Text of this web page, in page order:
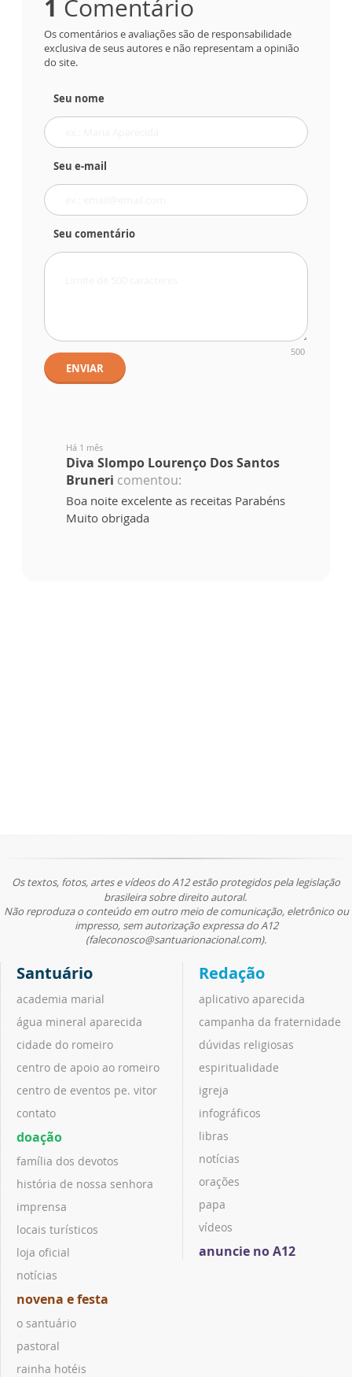
1 Comentário
Os comentários e avaliações são de responsabilidade
exclusiva de seus autores e não representam a opinião
do site.
Seu nome
Seu e-mail
Seu comentário
500
ENVIAR
Há 1 mês
Diva Slompo Lourenço Dos Santos
Bruneri comentou:
Boa noite excelente as receitas Parabéns
Muito obrigada
Os textos, fotos, artes e vídeos do A12 estão protegidos pela legislação
brasileira sobre direito autoral.
Não reproduza o conteúdo em outro meio de comunicação, eletrônico ou
impresso, sem autorização expressa do A12
(faleconosco@santuarionacional.com).
Santuário
academia marial
água mineral aparecida
cidade do romeiro
centro de apoio ao romeiro
centro de eventos pe. vitor
contato
doação
família dos devotos
história de nossa senhora
imprensa
locais turísticos
loja oficial
notícias
novena e festa
o santuário
pastoral
rainha hotéis
Redação
aplicativo aparecida
campanha da fraternidade
dúvidas religiosas
espiritualidade
igreja
infográficos
libras
notícias
orações
papa
vídeos
anuncie no A12